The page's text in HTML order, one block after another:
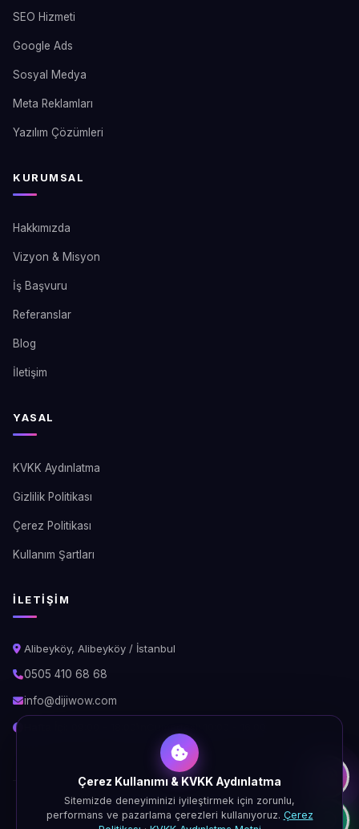
SEO Hizmeti
Google Ads
Sosyal Medya
Meta Reklamları
Yazılım Çözümleri
KURUMSAL
Hakkımızda
Vizyon & Misyon
İş Başvuru
Referanslar
Blog
İletişim
YASAL
KVKK Aydınlatma
Gizlilik Politikası
Çerez Politikası
Kullanım Şartları
İLETIŞIM
Alibeyköy, Alibeyköy / İstanbul
0505 410 68 68
info@dijiwow.com
© 2026 DijiWOW. Tüm hakları saklıdır.
KVKK
GizlilikÇerez Şartlar
Çerez Kullanımı & KVKK Aydınlatma
Sitemizde deneyiminizi iyileştirmek için zorunlu,
performans ve pazarlama çerezleri kullanıyoruz. Çerez